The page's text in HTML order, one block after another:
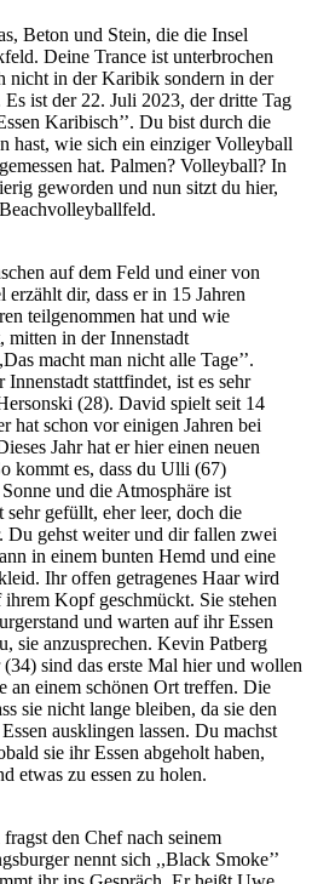
Beton und Stein, die die Insel
Deine Trance ist unterbrochen
nicht in der Karibik sondern in der
Es ist der 22. Juli 2023, der dritte Tag
Karibisch’’. Du bist durch die
hast, wie sich ein einziger Volleyball
hat. Palmen? Volleyball? In
geworden und nun sitzt du hier,
auf dem Feld und einer von
dir, dass er in 15 Jahren
teilgenommen hat und wie
mitten in der Innenstadt
macht man nicht alle Tage’’.
stattfindet, ist es sehr
(28). David spielt seit 14
hat schon vor einigen Jahren bei
Jahr hat er hier einen neuen
kommt es, dass du Ulli (67)
und die Atmosphäre ist
gefüllt, eher leer, doch die
Du gehst weiter und dir fallen zwei
in einem bunten Hemd und eine
Ihr offen getragenes Haar wird
Kopf geschmückt. Sie stehen
und warten auf ihr Essen
sie anzusprechen. Kevin Patberg
sind das erste Mal hier und wollen
an einem schönen Ort treffen. Die
sie nicht lange bleiben, da sie den
ausklingen lassen. Du machst
sie ihr Essen abgeholt haben,
etwas zu essen zu holen.
den Chef nach seinem
nennt sich ,,Black Smoke’’